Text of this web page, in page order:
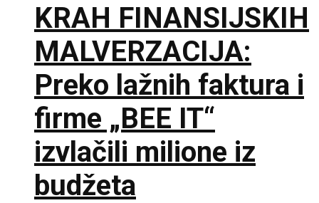
KRAH FINANSIJSKIH
MALVERZACIJA:
Preko lažnih faktura i
firme „BEE IT“
izvlačili milione iz
budžeta